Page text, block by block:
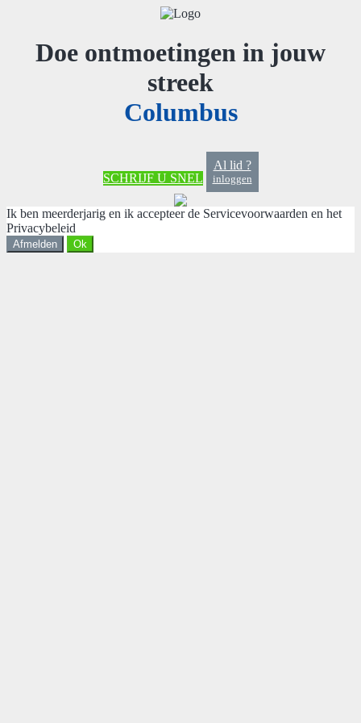
Doe ontmoetingen in jouw
streek
Columbus
SCHRIJF U SNEL
Al lid ?
inloggen
Ik ben meerderjarig en ik accepteer de Servicevoorwaarden en het
Privacybeleid
Afmelden Ok